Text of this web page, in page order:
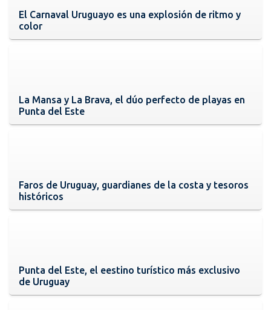
El Carnaval Uruguayo es una explosión de ritmo y
color
La Mansa y La Brava, el dúo perfecto de playas en
Punta del Este
Faros de Uruguay, guardianes de la costa y tesoros
históricos
Punta del Este, el eestino turístico más exclusivo
de Uruguay